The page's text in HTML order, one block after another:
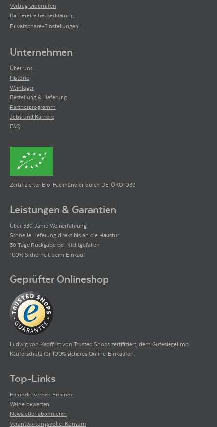
Vertrag widerrufen
Barrierefreiheitserklärung
Privatsphäre-Einstellungen
Unternehmen
Über uns
Historie
Weinlager
Bestellung & Lieferung
Partnerprogramm
Jobs und Karriere
FAQ
Zertifizierter Bio-Fachhändler durch DE-ÖKO-039
Leistungen & Garantien
Über 330 Jahre Weinerfahrung
Schnelle Lieferung direkt bis an die Haustür
30 Tage Rückgabe bei Nichtgefallen
100% Sicherheit beim Einkauf
Geprüfter Onlineshop
Ludwig von Kapff ist von Trusted Shops zertifiziert, dem Gütesiegel mit
Käuferschutz für 100% sicheres Online-Einkaufen.
Top-Links
Freunde werben Freunde
Weine bewerten
Newsletter abonnieren
Verantwortungsvoller Konsum